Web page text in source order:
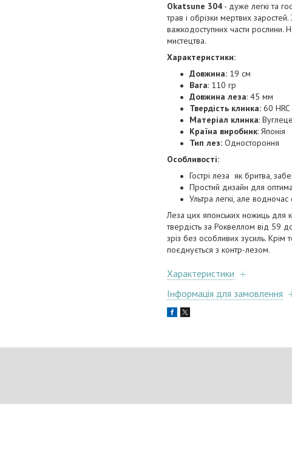
Okatsune 304 - дуже легкі та
трав і обрізки мертвих
важкодоступних части рослини.
мистецтва.
Характеристики:
Довжина: 19 см
Вага: 110 гр
Довжина леза: 45 мм
Твердість клинка: 60 HRC
Матеріал клинка:
Країна виробник: Японія
Тип лез: Одностороння
Особливості:
Гострі леза як бритва,
Простий дизайн для
Ультра легкі, але водночас
Леза цих японських ножиць для
твердість за Роквеллом від 59
зріз без особливих зусиль. Крім
поєднується з контр-лезом.
Характеристики
Інформація для замовлення